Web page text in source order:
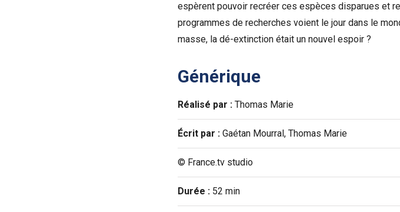
espèrent pouvoir recréer ces espèces disparues et
programmes de recherches voient le jour dans le
masse, la dé-extinction était un nouvel espoir ?
Générique
Réalisé par : Thomas Marie
Écrit par : Gaétan Mourral, Thomas Marie
© France.tv studio
Durée : 52 min